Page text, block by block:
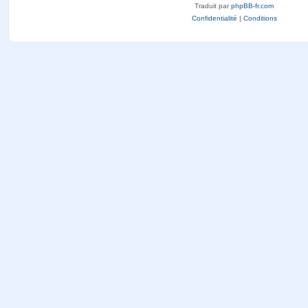
Traduit parphpBB-fr.com
Confidentialité | Conditions